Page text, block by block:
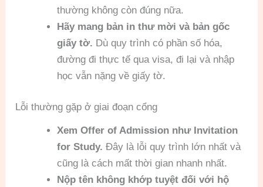
thường không còn đúng nữa.
Hãy mang bản in thư mời và bản gốc
giấy tờ. Dù quy trình có phần số hóa,
đường đi thực tế qua visa, đi lại và nhập
học vẫn nặng về giấy tờ.
Lỗi thường gặp ở giai đoạn cổng
Xem Offer of Admission như Invitation
for Study. Đây là lỗi quy trình lớn nhất và
cũng là cách mất thời gian nhanh nhất.
Nộp tên không khớp tuyệt đối với hộ